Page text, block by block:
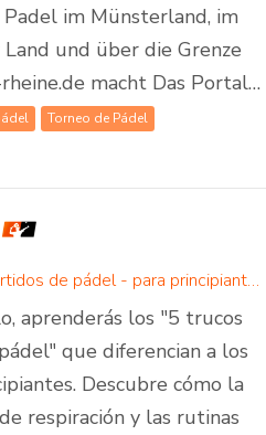
im Münsterland, im
und über die Grenze
macht Das Portal…
Torneo de Pádel
5 trucos mentales para los partidos de pádel - para principiantes y avanzados
aprenderás los "5 trucos
que diferencian a los
Descubre cómo la
respiración y las rutinas